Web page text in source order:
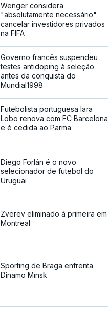
Wenger considera
"absolutamente necessário"
cancelar investidores privados
na FIFA
Governo francês suspendeu
testes antidoping à seleção
antes da conquista do
Mundial1998
Futebolista portuguesa Iara
Lobo renova com FC Barcelona
e é cedida ao Parma
Diego Forlán é o novo
selecionador de futebol do
Uruguai
Zverev eliminado à primeira em
Montreal
Sporting de Braga enfrenta
Dínamo Minsk